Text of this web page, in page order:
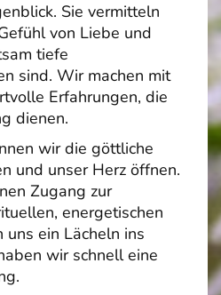
Sie vermitteln
von Liebe und
tiefe
sind. Wir machen mit
Erfahrungen, die
dienen.
wir die göttliche
und unser Herz öffnen.
Zugang zur
energetischen
uns ein Lächeln ins
wir schnell eine